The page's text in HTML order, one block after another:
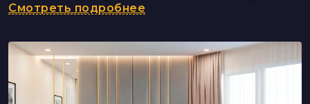
Смотреть подробнее